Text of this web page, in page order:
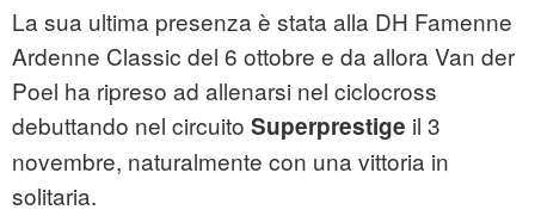
La sua ultima presenza è stata alla DH Famenne
Ardenne Classic del 6 ottobre e da allora Van der
Poel ha ripreso ad allenarsi nel ciclocross
debuttando nel circuito Superprestige il 3
novembre, naturalmente con una vittoria in
solitaria.